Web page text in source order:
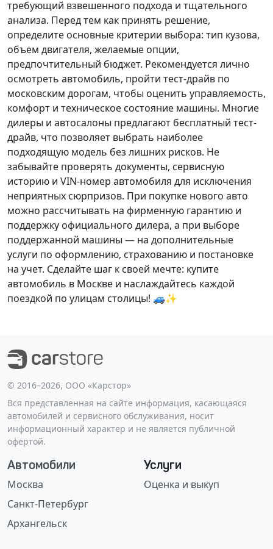
требующий взвешенного подхода и тщательного
анализа. Перед тем как принять решение,
определите основные критерии выбора: тип кузова,
объем двигателя, желаемые опции,
предпочтительный бюджет. Рекомендуется лично
осмотреть автомобиль, пройти тест-драйв по
московским дорогам, чтобы оценить управляемость,
комфорт и техническое состояние машины. Многие
дилеры и автосалоны предлагают бесплатный тест-
драйв, что позволяет выбрать наиболее
подходящую модель без лишних рисков. Не
забывайте проверять документы, сервисную
историю и VIN-номер автомобиля для исключения
неприятных сюрпризов. При покупке нового авто
можно рассчитывать на фирменную гарантию и
поддержку официального дилера, а при выборе
поддержанной машины — на дополнительные
услуги по оформлению, страхованию и постановке
на учет. Сделайте шаг к своей мечте: купите
автомобиль в Москве и наслаждайтесь каждой
поездкой по улицам столицы! 🚙✨
©️ 2016–2026, ООО «Карстор»
Вся представленная на сайте информация, касающаяся
автомобилей и сервисного обслуживания, носит
информационный характер и не является публичной
офертой.
Автомобили
Москва
Санкт-Петербург
Архангельск
Услуги
Оценка и выкуп